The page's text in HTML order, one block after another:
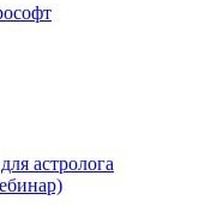
астролога